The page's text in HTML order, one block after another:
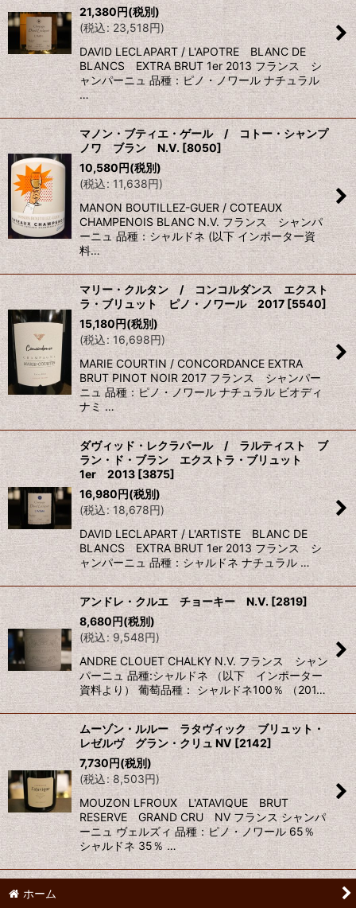
21,380円(税別)
(税込: 23,518円)
DAVID LECLAPART / L'APOTRE BLANC DE
BLANCS EXTRA BRUT 1er 2013 フランス シ
ャンパーニュ 品種：ピノ・ノワール ナチュラル
…
マノン・ブティエ・ゲール / コトー・シャンプ
ノワ ブラン N.V. [8050]
10,580円(税別)
(税込: 11,638円)
MANON BOUTILLEZ-GUER / COTEAUX
CHAMPENOIS BLANC N.V. フランス シャンパ
ーニュ 品種：シャルドネ (以下 インポーター資
料…
マリー・クルタン / コンコルダンス エクスト
ラ・ブリュット ピノ・ノワール 2017[5540]
15,180円(税別)
(税込: 16,698円)
MARIE COURTIN / CONCORDANCE EXTRA
BRUT PINOT NOIR 2017 フランス シャンパー
ニュ 品種：ピノ・ノワール ナチュラル ビオディ
ナミ …
ダヴィッド・レクラパール / ラルティスト ブ
ラン・ド・ブラン エクストラ・ブリュット
1er 2013 [3875]
16,980円(税別)
(税込: 18,678円)
DAVID LECLAPART / L'ARTISTE BLANC DE
BLANCS EXTRA BRUT 1er 2013 フランス シ
ャンパーニュ 品種：シャルドネ ナチュラル …
アンドレ・クルエ チョーキー N.V. [2819]
8,680円(税別)
(税込: 9,548円)
ANDRE CLOUET CHALKY N.V. フランス シャン
パーニュ 品種:シャルドネ （以下 インポーター
資料より） 葡萄品種： シャルドネ100％ （201…
ムーゾン・ルルー ラタヴィック ブリュット・
レゼルヴ グラン・クリュ NV [2142]
7,730円(税別)
(税込: 8,503円)
MOUZON LFROUX L'ATAVIQUE BRUT
RESERVE GRAND CRU NV フランス シャンパ
ーニュ ヴェルズィ 品種：ピノ・ノワール 65％
シャルドネ 35％ …
ホーム